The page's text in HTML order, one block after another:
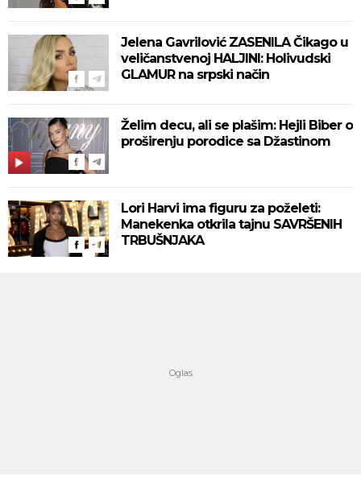
Jelena Gavrilović ZASENILA Čikago u
veličanstvenoj HALJINI: Holivudski
GLAMUR na srpski način
Želim decu, ali se plašim: Hejli Biber o
proširenju porodice sa Džastinom
Lori Harvi ima figuru za poželeti:
Manekenka otkrila tajnu SAVRŠENIH
TRBUŠNJAKA